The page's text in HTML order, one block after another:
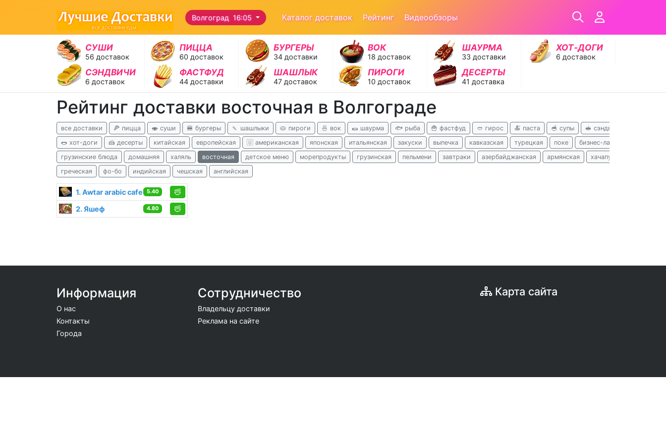
Волгоград 16:05 Каталог доставок Рейтинг Видеообзоры
СУШИ
56 доставок
ПИЦЦА
60 доставок
БУРГЕРЫ
34 доставки
ВОК
18 доставок
ШАУРМА
33 доставки
ХОТ‑ДОГИ
6 доставок
СЭНДВИЧИ
6 доставок
ФАСТФУД
44 доставки
ШАШЛЫК
47 доставок
ПИРОГИ
10 доставок
ДЕСЕРТЫ
41 доставка
Рейтинг доставки восточная в Волгограде
все доставки 🍕 пицца 🍣 суши 🍔 бургеры 🍡 шашлыки 🥧 пироги 🍜 вок 🌯 шаурма 🐟 рыба 🍟 фастфуд 🥙 гирос 🍝 паста 🥣 супы 🥪 сэндвичи
🌭 хот-доги
🍰 десерты китайская европейская 🇺 американская японская итальянская закуски выпечка кавказская турецкая поке бизнес-ланчи
грузинские блюда
домашняя халяль восточная детское меню морепродукты грузинская пельмени завтраки азербайджанская армянская хачапури
греческая
фо-бо индийская чешская английская
1. Awtar arabic cafe 5.40
2. Яшеф 4.80
Информация
О нас
Контакты
Города
Сотрудничество
Владельцу доставки
Реклама на сайте
Карта сайта